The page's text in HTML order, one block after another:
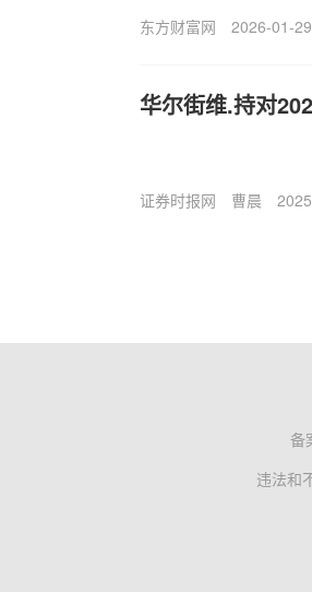
东方财富网 2026-01-
华尔街维.持对
证券时报网 曹晨
备
违法和